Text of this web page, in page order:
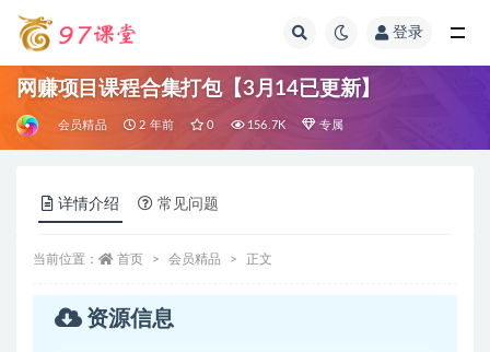
登录
网赚项目课程合集打包【3月14已更新】
会员精品 2 年前 0 156.7K 专属
详情介绍 常见问题
当前位置： 首页 会员精品 正文
资源信息